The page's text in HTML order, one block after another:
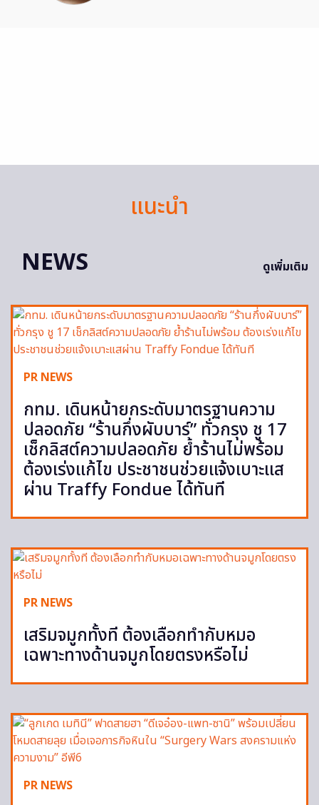
แนะนำ
NEWS
ดูเพิ่มเติม
PR NEWS
กทม. เดินหน้ายกระดับมาตรฐานความ
ปลอดภัย “ร้านกึ่งผับบาร์” ทั่วกรุง ชู 17
เช็กลิสต์ความปลอดภัย ย้ำร้านไม่พร้อม
ต้องเร่งแก้ไข ประชาชนช่วยแจ้งเบาะแส
ผ่าน Traffy Fondue ได้ทันที
PR NEWS
เสริมจมูกทั้งที ต้องเลือกทำกับหมอ
เฉพาะทางด้านจมูกโดยตรงหรือไม่
PR NEWS